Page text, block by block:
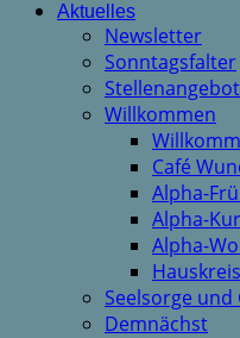
Aktuelles
Newsletter
Sonntagsfalter
Stellenangebot
Willkommen
Café
Alpha-
Alpha-
Alpha-
Seelsorge und
Demnächst